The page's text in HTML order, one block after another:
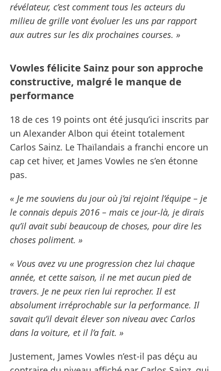
révélateur, c’est comment tous les acteurs du
milieu de grille vont évoluer les uns par rapport
aux autres sur les dix prochaines courses. »
Vowles félicite Sainz pour son approche
constructive, malgré le manque de
performance
18 de ces 19 points ont été jusqu’ici inscrits par
un Alexander Albon qui éteint totalement
Carlos Sainz. Le Thaïlandais a franchi encore un
cap cet hiver, et James Vowles ne s’en étonne
pas.
« Je me souviens du jour où j’ai rejoint l’équipe – je
le connais depuis 2016 – mais ce jour-là, je dirais
qu’il avait subi beaucoup de choses, pour dire les
choses poliment. »
« Vous avez vu une progression chez lui chaque
année, et cette saison, il ne met aucun pied de
travers. Je ne peux rien lui reprocher. Il est
absolument irréprochable sur la performance. Il
savait qu’il devait élever son niveau avec Carlos
dans la voiture, et il l’a fait. »
Justement, James Vowles n’est-il pas déçu au